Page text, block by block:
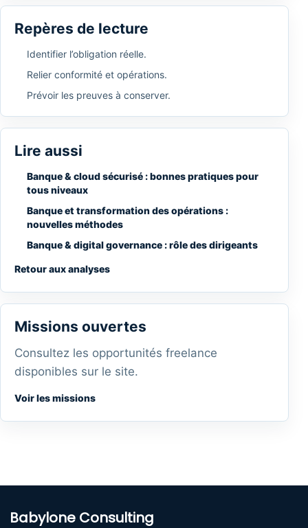
Repères de lecture
Identifier l’obligation réelle.
Relier conformité et opérations.
Prévoir les preuves à conserver.
Lire aussi
Banque & cloud sécurisé : bonnes pratiques pour
tous niveaux
Banque et transformation des opérations :
nouvelles méthodes
Banque & digital governance : rôle des dirigeants
Retour aux analyses
Missions ouvertes
Consultez les opportunités freelance
disponibles sur le site.
Voir les missions
Babylone Consulting